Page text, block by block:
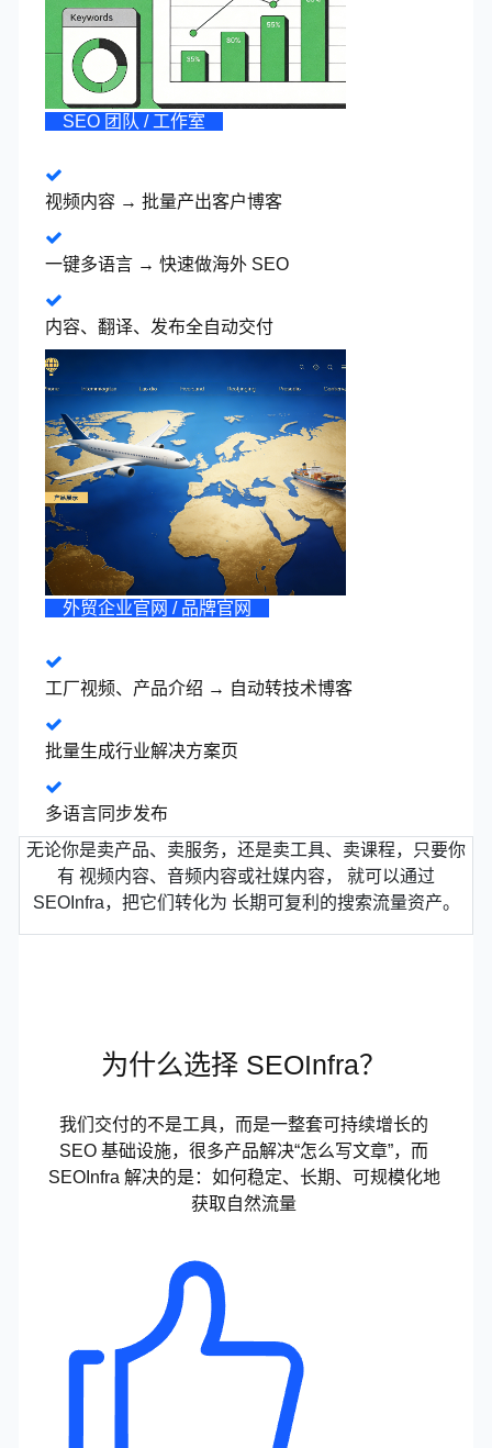
SEO 团队 / 工作室
视频内容 → 批量产出客户博客
一键多语言 → 快速做海外 SEO
内容、翻译、发布全自动交付
外贸企业官网 / 品牌官网
工厂视频、产品介绍 → 自动转技术博客
批量生成行业解决方案页
多语言同步发布
无论你是卖产品、卖服务，还是卖工具、卖课程，只要你
有 视频内容、音频内容或社媒内容， 就可以通过
SEOInfra，把它们转化为 长期可复利的搜索流量资产。
为什么选择 SEOInfra？
我们交付的不是工具，而是一整套可持续增长的
SEO 基础设施，很多产品解决“怎么写文章”，而
SEOInfra 解决的是：如何稳定、长期、可规模化地
获取自然流量